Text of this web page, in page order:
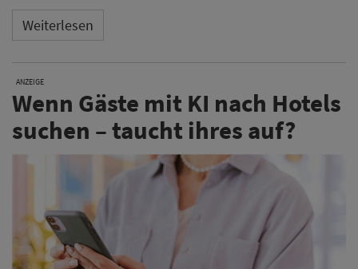
Weiterlesen
ANZEIGE
Wenn Gäste mit KI nach Hotels
suchen – taucht ihres auf?